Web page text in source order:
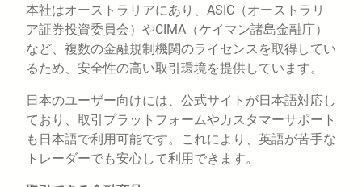
本社はオーストラリアにあり、ASIC（オーストラリ
ア証券投資委員会）やCIMA（ケイマン諸島金融庁）
など、複数の金融規制機関のライセンスを取得してい
るため、安全性の高い取引環境を提供しています。
日本のユーザー向けには、公式サイトが日本語対応し
ており、取引プラットフォームやカスタマーサポート
も日本語で利用可能です。これにより、英語が苦手な
トレーダーでも安心して利用できます。